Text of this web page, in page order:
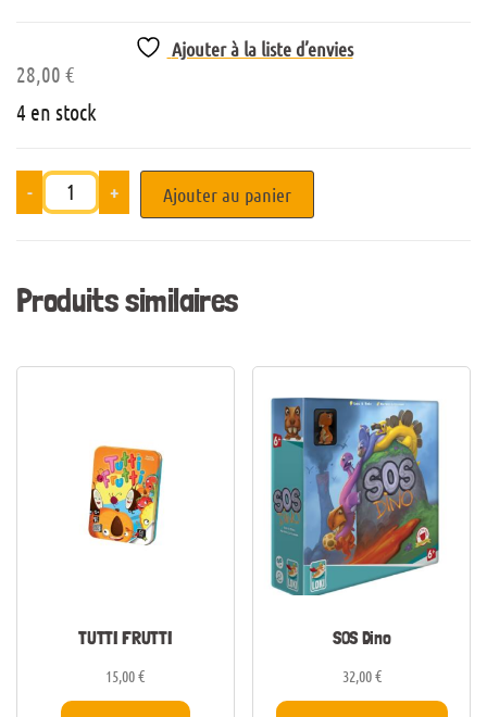
Ajouter à la liste d’envies
28,00 €
4 en stock
- + Ajouter au panier
Produits similaires
TUTTI FRUTTI
15,00€
SOS Dino
32,00€